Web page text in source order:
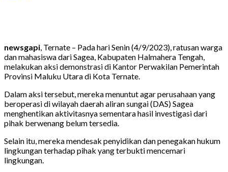
newsgapi, Ternate – Pada hari Senin (4/9/2023), ratusan warga
dan mahasiswa dari Sagea, Kabupaten Halmahera Tengah,
melakukan aksi demonstrasi di Kantor Perwakilan Pemerintah
Provinsi Maluku Utara di Kota Ternate.
Dalam aksi tersebut, mereka menuntut agar perusahaan yang
beroperasi di wilayah daerah aliran sungai (DAS) Sagea
menghentikan aktivitasnya sementara hasil investigasi dari
pihak berwenang belum tersedia.
Selain itu, mereka mendesak penyidikan dan penegakan hukum
lingkungan terhadap pihak yang terbukti mencemari
lingkungan.